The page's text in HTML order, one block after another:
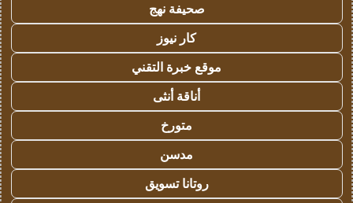
صحيفة نهج
كار نيوز
موقع خبرة التقني
أناقة أنثى
متورخ
مدسن
روتانا تسويق